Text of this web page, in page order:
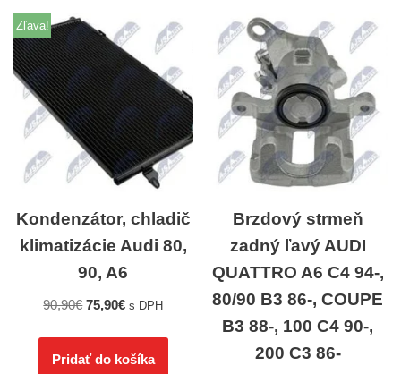
Zľava!
Kondenzátor, chladič
klimatizácie Audi 80,
90, A6
90,90€ 75,90€ s DPH
Pridať do košíka
Brzdový strmeň
zadný ľavý AUDI
QUATTRO A6 C4 94-,
80/90 B3 86-, COUPE
B3 88-, 100 C4 90-,
200 C3 86-